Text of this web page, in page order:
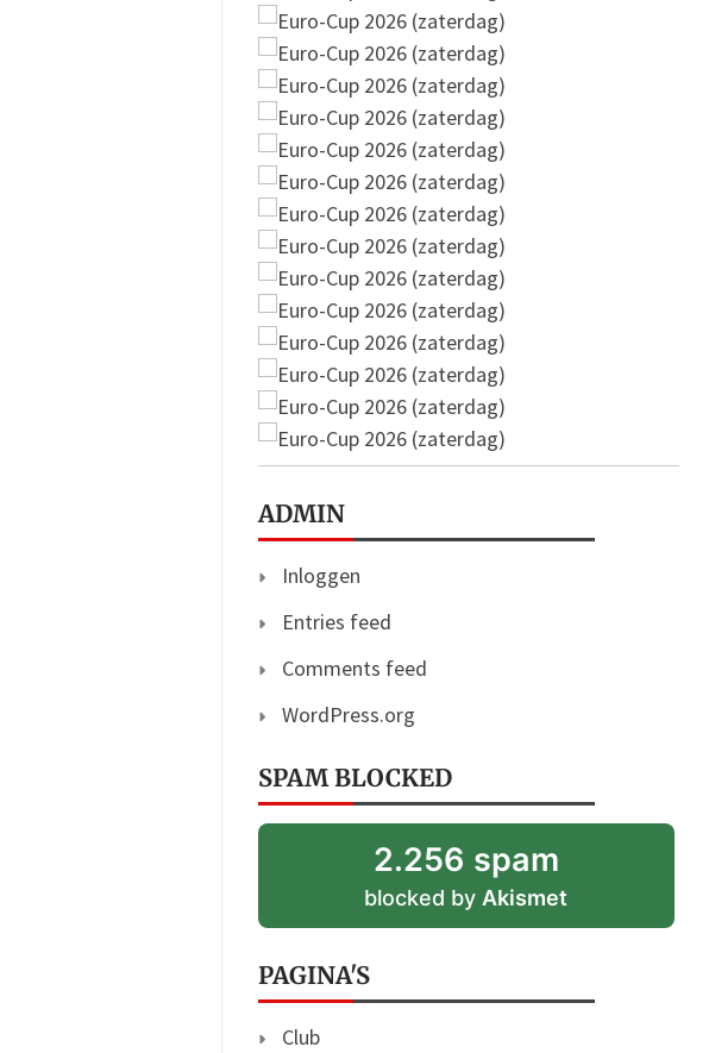
ADMIN
Inloggen
Entries feed
Comments feed
WordPress.org
SPAM BLOCKED
2.256 spam
blocked byAkismet
PAGINA'S
Club